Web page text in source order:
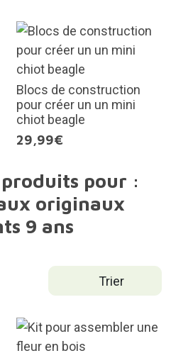
Blocs de construction
pour créer un un mini
chiot beagle
29,99€
pour :
originaux
9 ans
Trier